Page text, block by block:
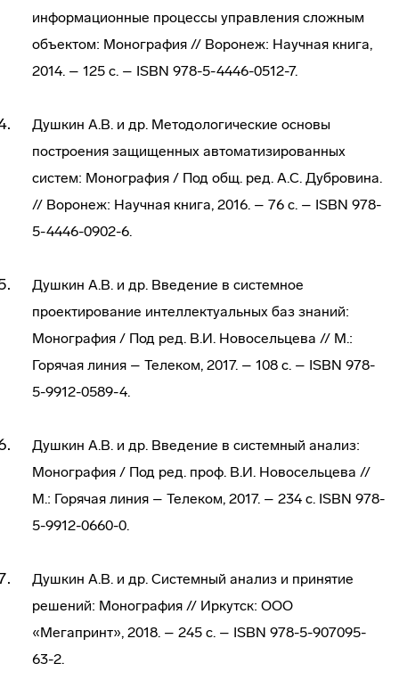
информационные процессы управления сложным
объектом: Монография // Воронеж: Научная книга,
2014. – 125 с. – ISBN 978-5-4446-0512-7.
Душкин А.В. и др. Методологические основы
построения защищенных автоматизированных
систем: Монография / Под общ. ред. А.С. Дубровина.
// Воронеж: Научная книга, 2016. – 76 с. – ISBN 978-
5-4446-0902-6.
Душкин А.В. и др. Введение в системное
проектирование интеллектуальных баз знаний:
Монография / Под ред. В.И. Новосельцева // М.:
Горячая линия – Телеком, 2017. – 108 с. – ISBN 978-
5-9912-0589-4.
Душкин А.В. и др. Введение в системный анализ:
Монография / Под ред. проф. В.И. Новосельцева //
М.: Горячая линия – Телеком, 2017. – 234 с. ISBN 978-
5-9912-0660-0.
Душкин А.В. и др. Системный анализ и принятие
решений: Монография // Иркутск: ООО
«Мегапринт», 2018. – 245 с. – ISBN 978-5-907095-
63-2.